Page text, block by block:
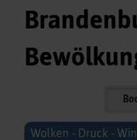
Wolken - Druck -